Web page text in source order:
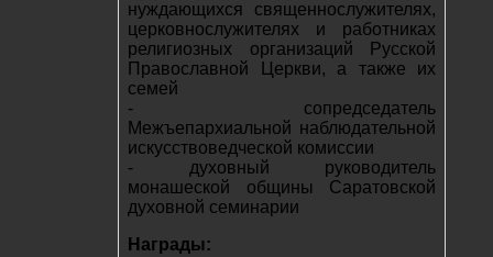
нуждающихся священнослужителях,
церковнослужителях и работниках
религиозных организаций Русской
Православной Церкви, а также их
семей
- сопредседатель
Межъепархиальной наблюдательной
искусствоведческой комиссии
- духовный руководитель
монашеской общины Саратовской
духовной семинарии
Награды: